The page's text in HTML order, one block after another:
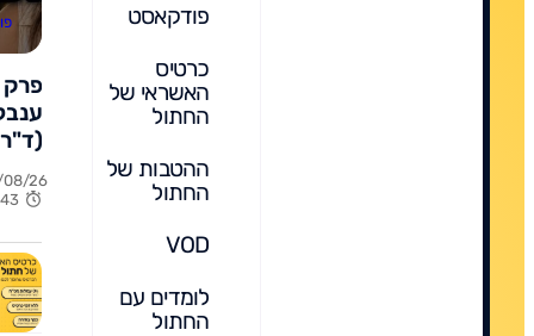
פודקאסט
כרטיס
האשראי של
החתול
ההטבות של
החתול
VOD
לומדים עם
החתול
26